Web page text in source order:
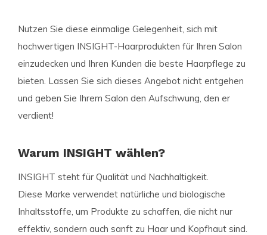
Nutzen Sie diese einmalige Gelegenheit, sich mit
hochwertigen INSIGHT-Haarprodukten für Ihren Salon
einzudecken und Ihren Kunden die beste Haarpflege zu
bieten. Lassen Sie sich dieses Angebot nicht entgehen
und geben Sie Ihrem Salon den Aufschwung, den er
verdient!
Warum INSIGHT wählen?
INSIGHT steht für Qualität und Nachhaltigkeit.
Diese Marke verwendet natürliche und biologische
Inhaltsstoffe, um Produkte zu schaffen, die nicht nur
effektiv, sondern auch sanft zu Haar und Kopfhaut sind.